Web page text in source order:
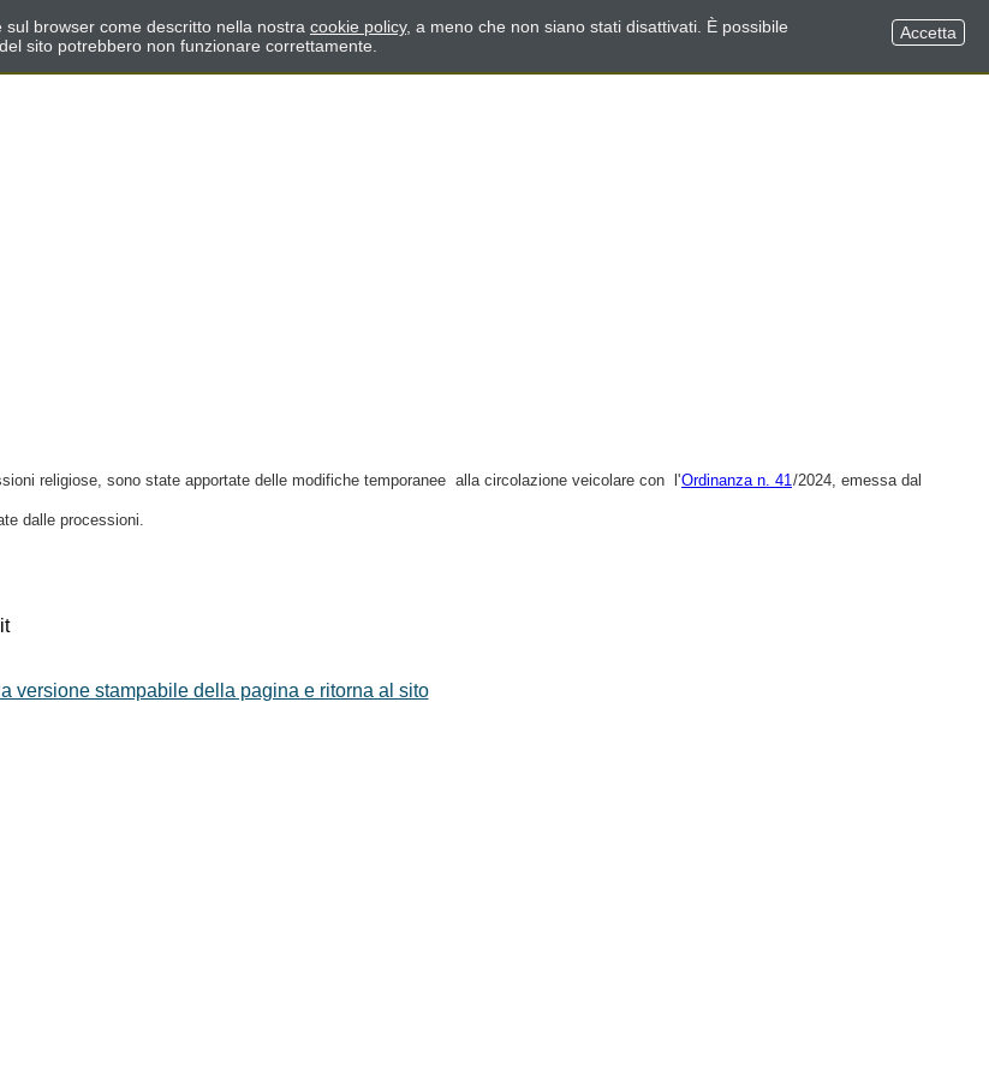
religiose, sono state apportate delle modifiche temporanee alla circolazione veicolare con l'Ordinanza n. 41/2024, emessa dal
dalle processioni.
versione stampabile della pagina e ritorna al sito
browser come descritto nella nostra cookie policy, a meno che non siano stati disattivati. È possibile
sito potrebbero non funzionare correttamente.
Accetta